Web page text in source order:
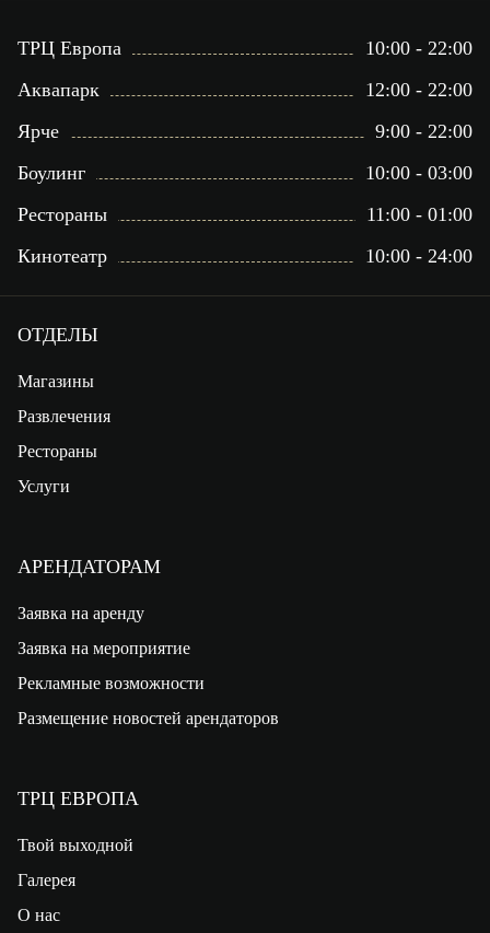
ТРЦ Европа
10:00 - 22:00
Аквапарк
12:00 - 22:00
Ярче
9:00 - 22:00
Боулинг
10:00 - 03:00
Рестораны
11:00 - 01:00
Кинотеатр
10:00 - 24:00
ОТДЕЛЫ
Магазины
Развлечения
Рестораны
Услуги
АРЕНДАТОРАМ
Заявка на аренду
Заявка на мероприятие
Рекламные возможности
Размещение новостей арендаторов
ТРЦ ЕВРОПА
Твой выходной
Галерея
О нас